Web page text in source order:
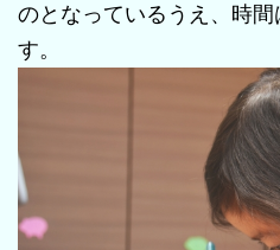
のとなっているうえ、時
す。